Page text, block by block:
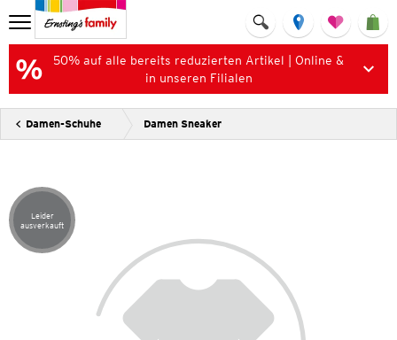
50% auf alle bereits reduzierten Artikel | Online &
in unseren Filialen
Damen-Schuhe Damen Sneaker
Artikel leider ausverkauft
Leider
ausverkauft